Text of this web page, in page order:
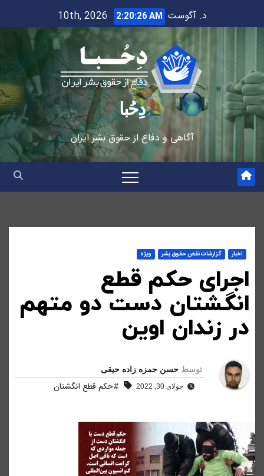
to
د. آگوست 10th, 2026 2:20:26 AM
دِحُبا
آگاهی و دفاع از حقوق بشر ایران
اخبار گزارشات نقض حقوق بشر ویژه
اجرای حکم قطع
انگشتان دست دو متهم
در زندان اوین
توسط حسن حمزه زاده حیقی
جولای 30, 2022 #حکم قطع انگشتان